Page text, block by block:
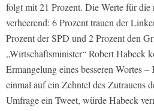
folgt mit 21 Prozent. Die Werte für die
verheerend: 6 Prozent trauen der
Prozent der SPD und 2 Prozent den
„Wirtschaftsminister“ Robert Habeck
Ermangelung eines besseren Wortes
einmal auf ein Zehntel des Zutrauens
Umfrage ein Tweet, würde Habeck